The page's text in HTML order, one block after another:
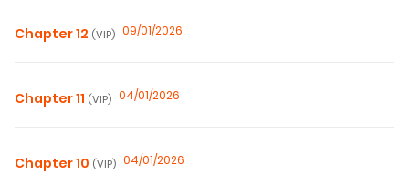
Chapter 12 (VIP) 09/01/2026
Chapter 11 (VIP) 04/01/2026
Chapter 10 (VIP) 04/01/2026